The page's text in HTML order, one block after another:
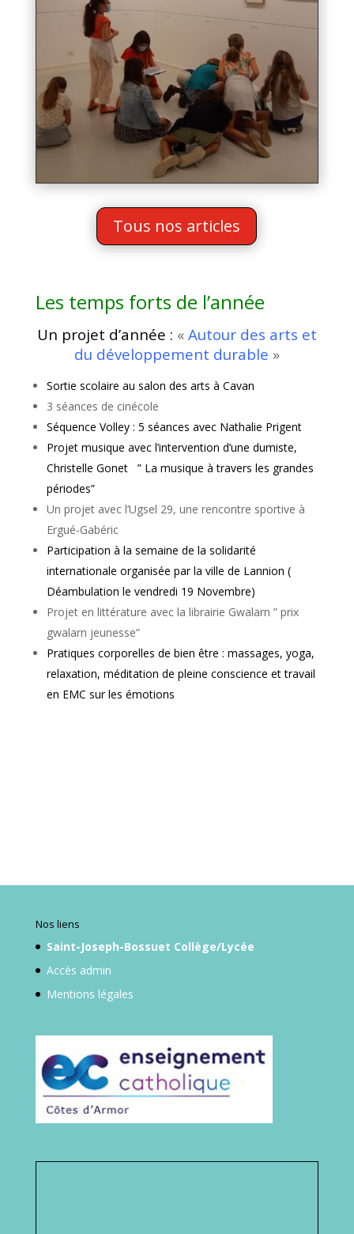
Tous nos articles
Les temps forts de l’année
Un projet d’année : « Autour des arts et
du développement durable »
Sortie scolaire au salon des arts à Cavan
3 séances de cinécole
Séquence Volley : 5 séances avec Nathalie Prigent
Projet musique avec l’intervention d’une dumiste,
Christelle Gonet ” La musique à travers les grandes
périodes”
Un projet avec l’Ugsel 29, une rencontre sportive à
Ergué-Gabéric
Participation à la semaine de la solidarité
internationale organisée par la ville de Lannion (
Déambulation le vendredi 19 Novembre)
Projet en littérature avec la librairie Gwalarn ” prix
gwalarn jeunesse”
Pratiques corporelles de bien être : massages, yoga,
relaxation, méditation de pleine conscience et travail
en EMC sur les émotions
Nos liens
Saint-Joseph-Bossuet Collège/Lycée
Accès admin
Mentions légales